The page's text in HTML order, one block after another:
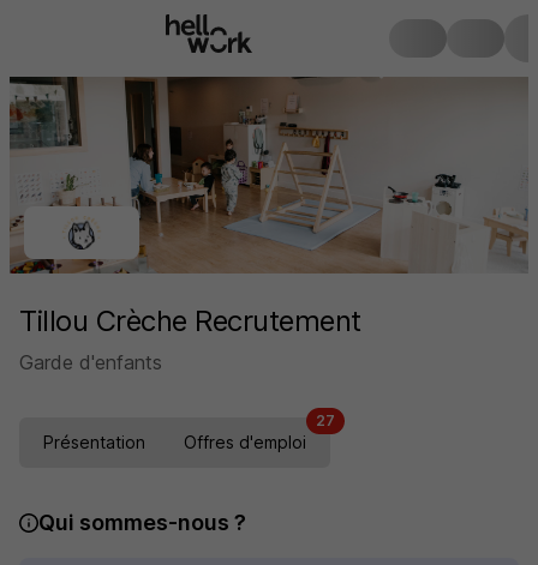
Tillou Crèche Recrutement
Garde d'enfants
Présentation Offres d'emploi
27
Qui sommes-nous ?